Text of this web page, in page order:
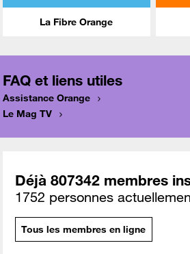
La Fibre Orange
FAQ et liens utiles
Assistance Orange
Le Mag TV
Déjà 807342 membres
1752 personnes
Tous les membres en ligne